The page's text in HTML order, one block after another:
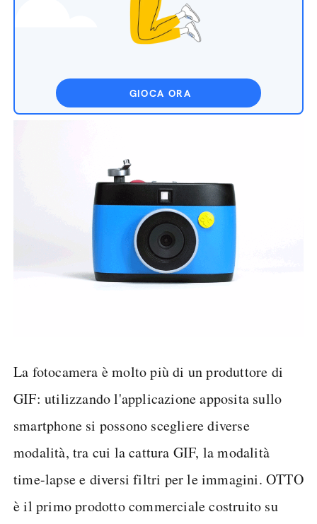
GIOCA ORA
La fotocamera è molto più di un produttore di
GIF: utilizzando l'applicazione apposita sullo
smartphone si possono scegliere diverse
modalità, tra cui la cattura GIF, la modalità
time-lapse e diversi filtri per le immagini. OTTO
è il primo prodotto commerciale costruito su